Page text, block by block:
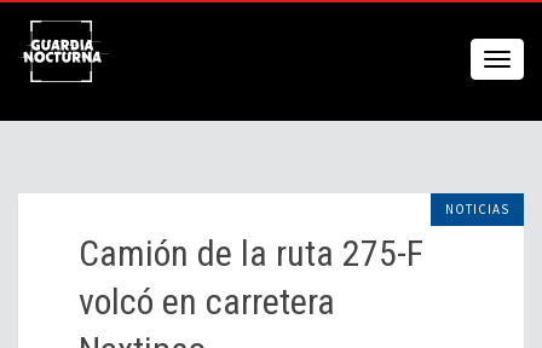
NOTICIAS
Camión de la ruta 275-F
volcó en carretera